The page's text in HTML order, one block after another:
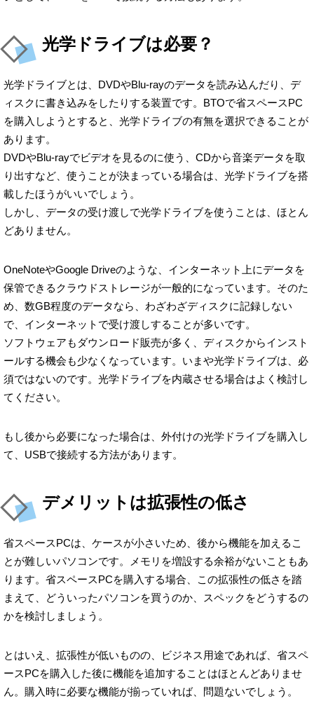
光学ドライブは必要？
光学ドライブとは、DVDやBlu-rayのデータを読み込んだり、デ
ィスクに書き込みをしたりする装置です。BTOで省スペースPC
を購入しようとすると、光学ドライブの有無を選択できることが
あります。
DVDやBlu-rayでビデオを見るのに使う、CDから音楽データを取
り出すなど、使うことが決まっている場合は、光学ドライブを搭
載したほうがいいでしょう。
しかし、データの受け渡しで光学ドライブを使うことは、ほとん
どありません。
OneNoteやGoogle Driveのような、インターネット上にデータを
保管できるクラウドストレージが一般的になっています。そのた
め、数GB程度のデータなら、わざわざディスクに記録しない
で、インターネットで受け渡しすることが多いです。
ソフトウェアもダウンロード販売が多く、ディスクからインスト
ールする機会も少なくなっています。いまや光学ドライブは、必
須ではないのです。光学ドライブを内蔵させる場合はよく検討し
てください。
もし後から必要になった場合は、外付けの光学ドライブを購入し
て、USBで接続する方法があります。
デメリットは拡張性の低さ
省スペースPCは、ケースが小さいため、後から機能を加えるこ
とが難しいパソコンです。メモリを増設する余裕がないこともあ
ります。省スペースPCを購入する場合、この拡張性の低さを踏
まえて、どういったパソコンを買うのか、スペックをどうするの
かを検討しましょう。
とはいえ、拡張性が低いものの、ビジネス用途であれば、省スペ
ースPCを購入した後に機能を追加することはほとんどありませ
ん。購入時に必要な機能が揃っていれば、問題ないでしょう。